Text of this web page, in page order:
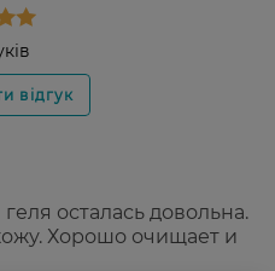
осталась довольна.
Хорошо очищает и